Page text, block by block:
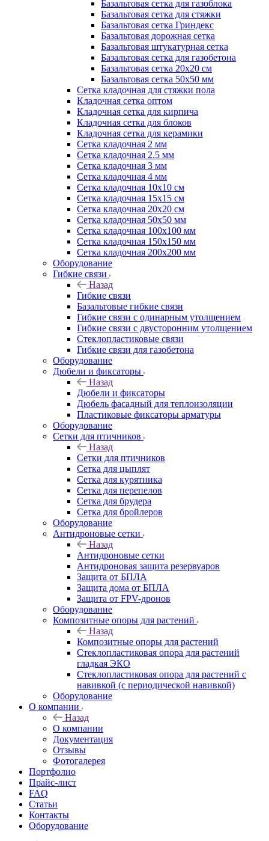
Базальтовая сетка для газоблока
Базальтовая сетка для стяжки
Базальтовая сетка Гриндекс
Базальтовая дорожная сетка
Базальтовая штукатурная сетка
Базальтовая сетка для газобетона
Базальтовая сетка 20x20 см
Базальтовая сетка 50x50 мм
Сетка кладочная для стяжки пола
Кладочная сетка оптом
Кладочная сетка для кирпича
Кладочная сетка для блоков
Кладочная сетка для керамики
Сетка кладочная 2 мм
Сетка кладочная 2.5 мм
Сетка кладочная 3 мм
Сетка кладочная 4 мм
Сетка кладочная 10x10 см
Сетка кладочная 15x15 см
Сетка кладочная 20x20 см
Сетка кладочная 50x50 мм
Сетка кладочная 100x100 мм
Сетка кладочная 150x150 мм
Сетка кладочная 200x200 мм
Оборудование
Гибкие связи
Назад
Гибкие связи
Базальтовые гибкие связи
Гибкие связи с одинарным утолщением
Гибкие связи с двусторонним утолщением
Стеклопластиковые связи
Гибкие связи для газобетона
Оборудование
Дюбели и фиксаторы
Назад
Дюбели и фиксаторы
Дюбель фасадный для теплоизоляции
Пластиковые фиксаторы арматуры
Оборудование
Сетки для птичников
Назад
Сетки для птичников
Сетка для цыплят
Сетка для курятника
Сетка для перепелов
Сетка для брудера
Сетка для бройлеров
Оборудование
Антидроновые сетки
Назад
Антидроновые сетки
Антидроновая защита резервуаров
Защита от БПЛА
Защита дома от БПЛА
Защита от FPV-дронов
Оборудование
Композитные опоры для растений
Назад
Композитные опоры для растений
Стеклопластиковая опора для растений
гладкая ЭКО
Стеклопластиковая опора для растений с
навивкой (с периодической навивкой)
Оборудование
О компании
Назад
О компании
Документация
Отзывы
Фотогалерея
Портфолио
Прайс-лист
FAQ
Статьи
Контакты
Оборудование